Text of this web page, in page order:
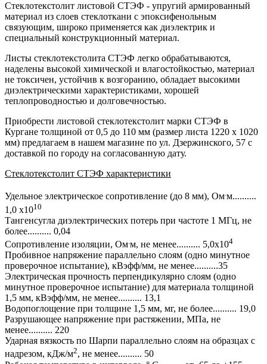
Стеклотекстолит листовой СТЭФ - упругий армированный
материал из слоев стеклоткани с эпоксифенольным
связующим, широко применяется как диэлектрик и
специальный конструкционный материал.
Листы стеклотекстолита СТЭФ легко обрабатываются,
наделены высокой химической и влагостойкостью, материал
не токсичен, устойчив к возгоранию, обладает высокими
диэлектрическими характеристиками, хорошей
теплопроводностью и долговечностью.
Приобрести листовой стеклотекстолит марки СТЭФ в
Кургане толщиной от 0,5 до 110 мм (размер листа 1220 х 1020
мм) предлагаем в нашем магазине по ул. Дзержинского, 57 с
доставкой по городу на согласованную дату.
Стеклотекстолит СТЭФ характеристики
Удельное электрическое сопротивление (до 8 мм), Ом.м..........
1,0 x1010
Тангенсугла диэлектрических потерь при частоте 1 МГц, не
более.......... 0,04
Сопротивление изоляции, Ом.м, не менее.......... 5,0x104
Пробивное напряжение параллельно слоям (одно минутное
проверочное испытание), кВэфф/мм, не менее..........35
Электрическая прочность перпендикулярно слоям (одно
минутное проверочное испытание) для материала толщиной
1,5 мм, кВэфф/мм, не менее.......... 13,1
Водопоглощение при толщине 1,5 мм, мг, не более.......... 19,0
Разрушающее напряжение при растяжении, МПа, не
менее.......... 220
Ударная вязкость по Шарпи параллельно слоям на образцах с
надрезом, кДж/м2, не менее.......... 50